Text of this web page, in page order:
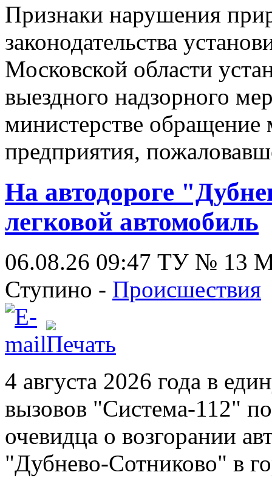
Признаки нарушения
законодательства
Московской области
выездного надзорного
министерстве обращение
предприятия,
На автодороге
легковой автомобиль
06.08.26 09:47 ТУ № 13
Ступино - Происшествия
4 августа 2026 года в
вызовов "Система‑112"
очевидца о возгорании
"Дубнево‑Сотниково" в